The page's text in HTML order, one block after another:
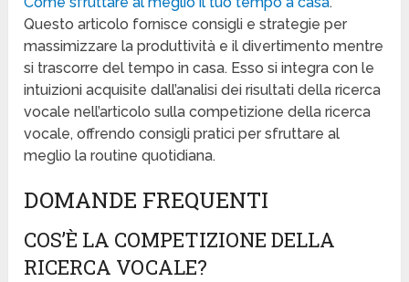
Questo articolo fornisce consigli e strategie per
massimizzare la produttività e il divertimento mentre
si trascorre del tempo in casa. Esso si integra con le
intuizioni acquisite dall’analisi dei risultati della ricerca
vocale nell’articolo sulla competizione della ricerca
vocale, offrendo consigli pratici per sfruttare al
meglio la routine quotidiana.
DOMANDE FREQUENTI
COS’È LA COMPETIZIONE DELLA
RICERCA VOCALE?